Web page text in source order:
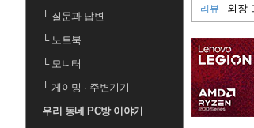
└질문과 답변
└노트북
└모니터
└게이밍 · 주변기기
우리 동네 PC방 이야기
리뷰